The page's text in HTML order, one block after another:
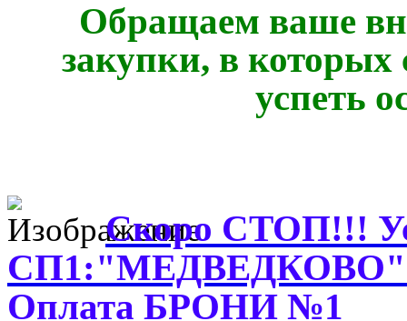
Обращаем ваше
закупки, в
успеть
Скоро СТОП!!!
СП1:"МЕДВЕДКОВО"-
Оплата БРОНИ №1